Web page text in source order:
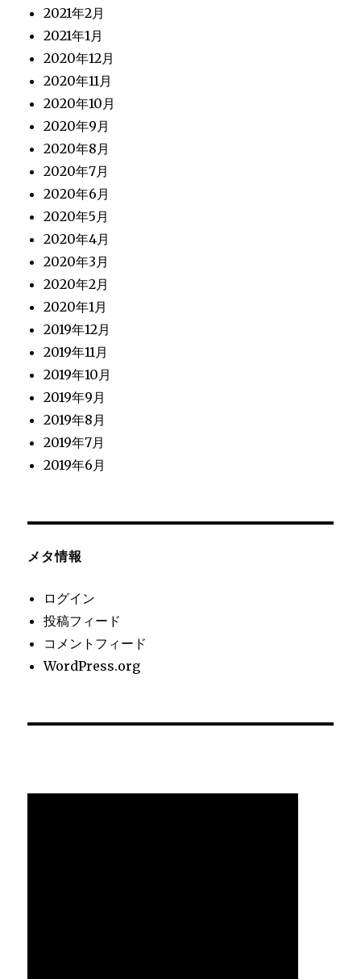
2021年2月
2021年1月
2020年12月
2020年11月
2020年10月
2020年9月
2020年8月
2020年7月
2020年6月
2020年5月
2020年4月
2020年3月
2020年2月
2020年1月
2019年12月
2019年11月
2019年10月
2019年9月
2019年8月
2019年7月
2019年6月
メタ情報
ログイン
投稿フィード
コメントフィード
WordPress.org